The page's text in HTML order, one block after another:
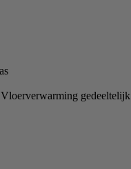
gedeeltelijk